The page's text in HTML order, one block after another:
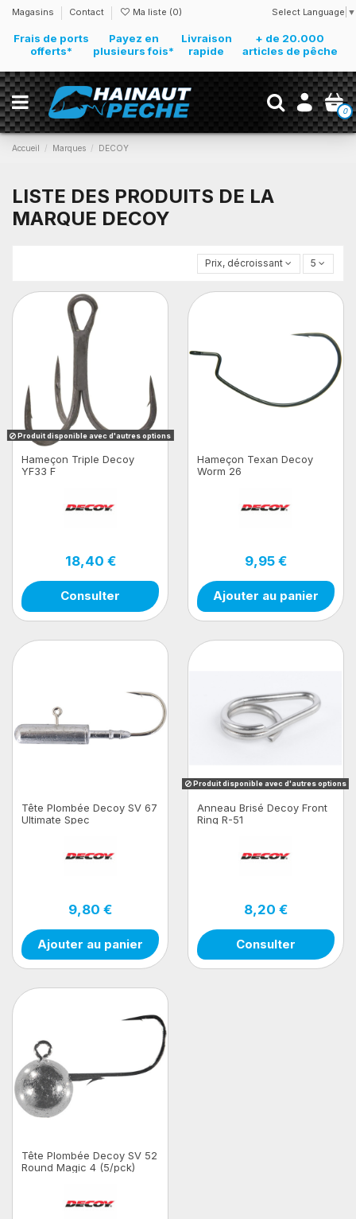
Magasins Contact Ma liste (0) Select Language ▼
Frais de ports
offerts*
Payez en
plusieurs fois*
Livraison
rapide
+ de 20.000
articles de pêche
0
Accueil Marques DECOY
LISTE DES PRODUITS DE LA
MARQUE DECOY
Prix, décroissant 5
Produit disponible avec d'autres options
Hameçon Triple Decoy
YF33 F
18,40 €
Consulter
Hameçon Texan Decoy
Worm 26
9,95 €
Ajouter au panier
Tête Plombée Decoy SV 67
Ultimate Spec
9,80 €
Ajouter au panier
Produit disponible avec d'autres options
Anneau Brisé Decoy Front
Ring R-51
8,20 €
Consulter
Tête Plombée Decoy SV 52
Round Magic 4 (5/pck)